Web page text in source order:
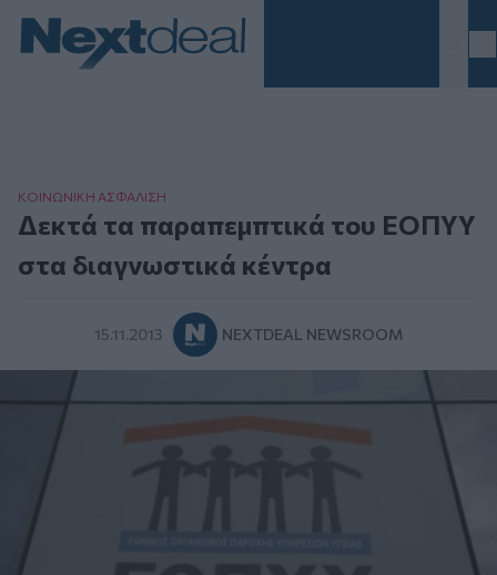
ΚΟΙΝΩΝΙΚΗ ΑΣΦAΛΙΣΗ
Δεκτά τα παραπεμπτικά του ΕΟΠΥΥ
στα διαγνωστικά κέντρα
15.11.2013 NEXTDEAL NEWSROOM